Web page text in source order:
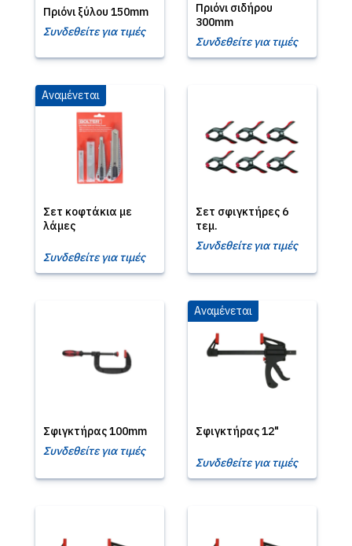
Πριόνι ξύλου 150mm
Συνδεθείτε για τιμές
Πριόνι σιδήρου
300mm
Συνδεθείτε για τιμές
Σετ κοφτάκια με
λάμες
Αναμένεται
Συνδεθείτε για τιμές
Σετ σφιγκτήρες 6
τεμ.
Συνδεθείτε για τιμές
Σφιγκτήρας 100mm
Συνδεθείτε για τιμές
Σφιγκτήρας 12"
Αναμένεται
Συνδεθείτε για τιμές